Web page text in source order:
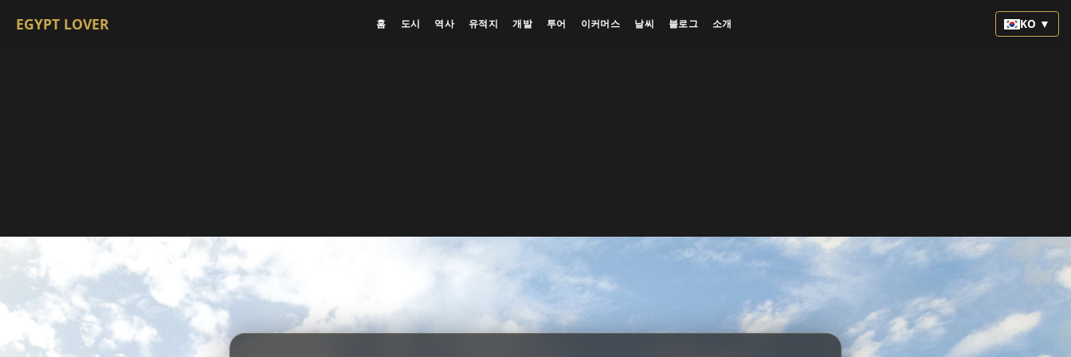
EGYPT LOVER 홈 도시 역사 유적지 개발 투어 이커머스 날씨 블로그 소개 KO ▼